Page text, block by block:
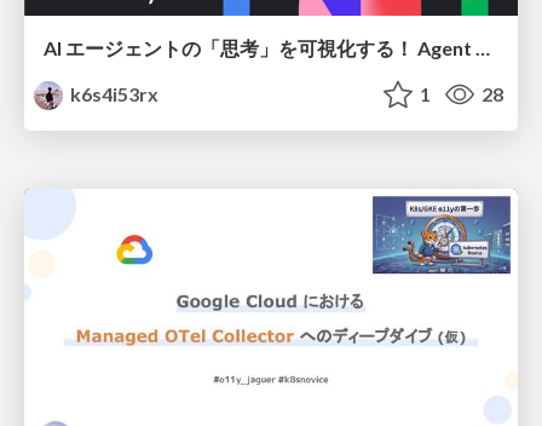
AI エージェントの「思考」を可視化する！ Agent Observability 最前線 / getting-started-agent-observability-with-agent-platform
k6s4i53rx
1 28